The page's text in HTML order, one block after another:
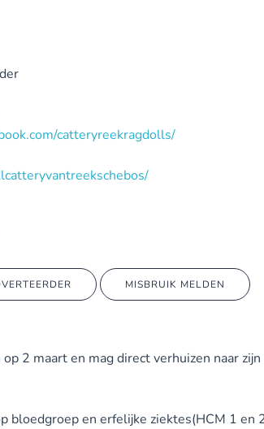
catteryreekragdolls/
MISBRUIK MELDEN
2 maart en mag direct verhuizen naar
bloedgroep en erfelijke ziektes(HCM 1 en